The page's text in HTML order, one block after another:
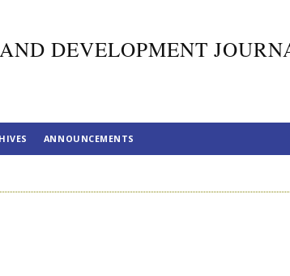
DEVELOPMENT
ANNOUNCEMENTS